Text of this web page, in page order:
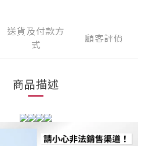
送貨及付款方
式
顧客評價
商品描述